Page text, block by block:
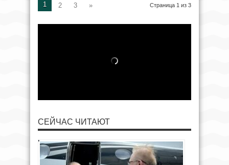
Страница 1 из 3
1 2 3 »
СЕЙЧАС ЧИТАЮТ